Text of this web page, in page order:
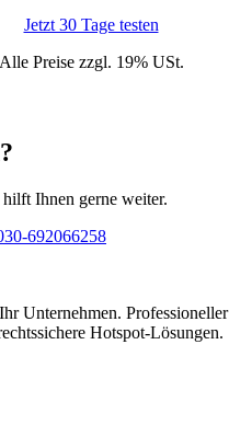
Jetzt 30 Tage testen
Alle Preise zzgl. 19% USt.
Ihnen gerne weiter.
692066258
Unternehmen. Professioneller
Hotspot-Lösungen.